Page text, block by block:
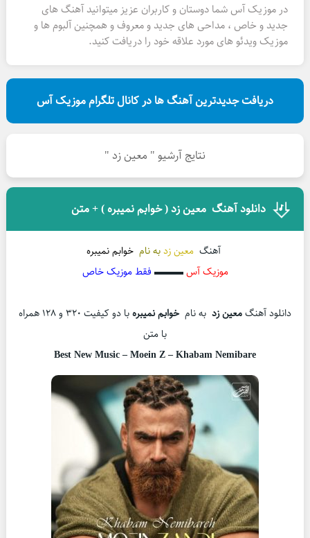
در موزیک آس شما دوستان و کاربران عزیز میتوانید آهنگ های
جدید و خاص ، مداحی های جدید و معروف و همچنین آلبوم ها و
موزیک ویدئو های مورد علاقه خود را دریافت کنید.
دریافت جدیدترین آهنگ ها در کانال تلگرام موزیک آس
نتایج آرشیو " معین زد "
دانلود آهنگ معین زد ( خوابم نمیبره ) + متن
آهنگ معین زدبه نام خوابم نمیبره
موزیک آس▬▬▬ فقط موزیک خاص
دانلود آهنگمعین زد به نام خوابم نمیبره
با دو کیفیت 320 و 128 همراه
با متن
Best New Music –Moein Z – Khabam Nemibare